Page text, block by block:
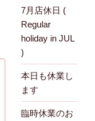
7月店休日 (
Regular
holiday in JUL
)
本日も休業し
ます
臨時休業のお